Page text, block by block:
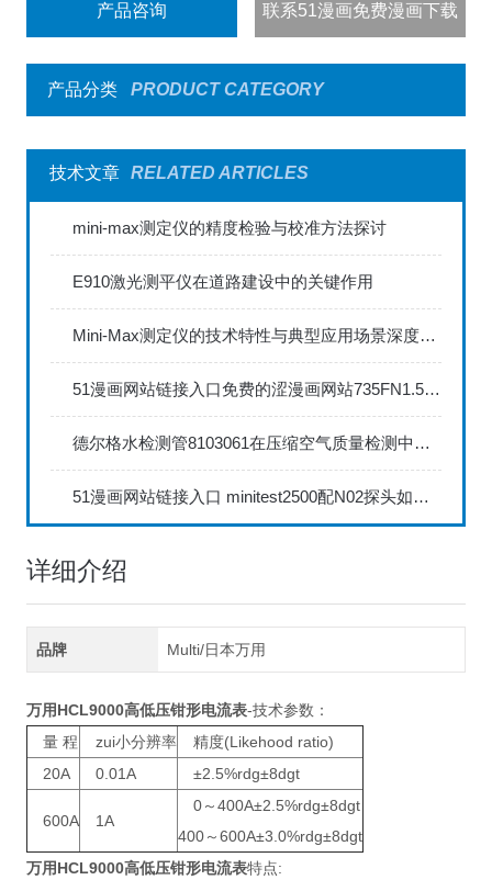
产品咨询 联系51漫画免费漫画下载
产品分类 PRODUCT CATEGORY
技术文章 RELATED ARTICLES
mini-max测定仪的精度检验与校准方法探讨
E910激光测平仪在道路建设中的关键作用
Mini-Max测定仪的技术特性与典型应用场景深度解读
51漫画网站链接入口免费的涩漫画网站735FN1.5正确的校准步骤
德尔格水检测管8103061在压缩空气质量检测中的应用
51漫画网站链接入口 minitest2500配N02探头如何两点校准？
详细介绍
品牌 Multi/日本万用
万用HCL9000高低压钳形电流表-技术参数：
量 程
zui小分辨率 精度(Likehood ratio)
20A
0.01A ±2.5%rdg±8dgt
600A 1A
0～400A±2.5%rdg±8dgt
400～600A±3.0%rdg±8dgt
万用HCL9000高低压钳形电流表特点: